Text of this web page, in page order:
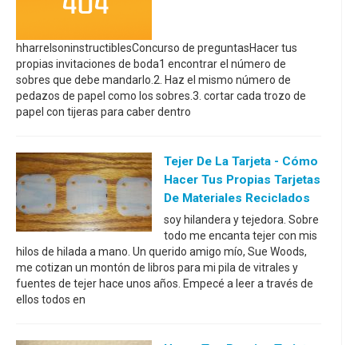
hharrelsoninstructiblesConcurso de preguntasHacer tus
propias invitaciones de boda1 encontrar el número de
sobres que debe mandarlo.2. Haz el mismo número de
pedazos de papel como los sobres.3. cortar cada trozo de
papel con tijeras para caber dentro
Tejer De La Tarjeta - Cómo
Hacer Tus Propias Tarjetas
De Materiales Reciclados
soy hilandera y tejedora. Sobre
todo me encanta tejer con mis
hilos de hilada a mano. Un querido amigo mío, Sue Woods,
me cotizan un montón de libros para mi pila de vitrales y
fuentes de tejer hace unos años. Empecé a leer a través de
ellos todos en